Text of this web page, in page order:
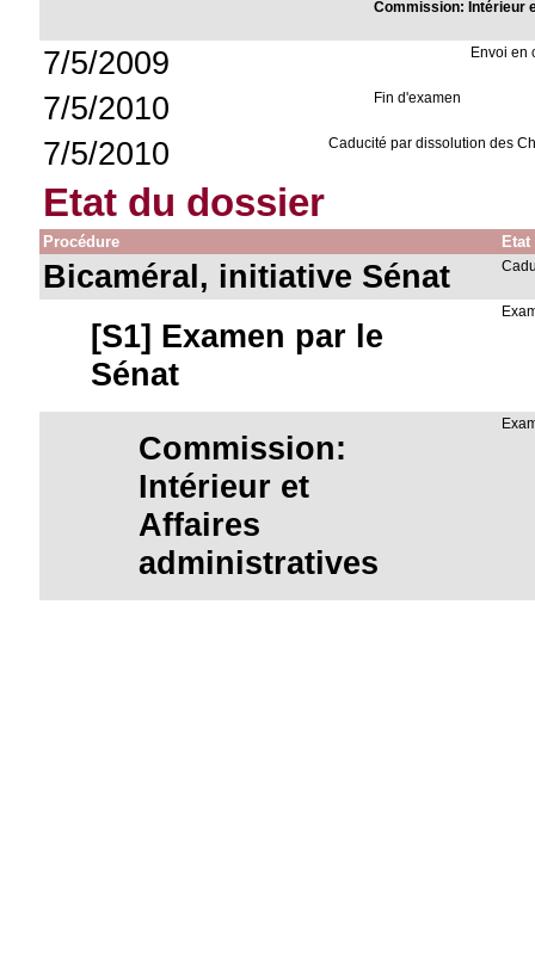
Commission: Intérieur
7/5/2009 Envoi en
7/5/2010 Fin d'examen
7/5/2010 Caducité par dissolution des
Etat du dossier
Procédure Etat
Bicaméral, initiative Sénat
[S1] Examen par le
Sénat
Commission:
Intérieur et
Affaires
administratives